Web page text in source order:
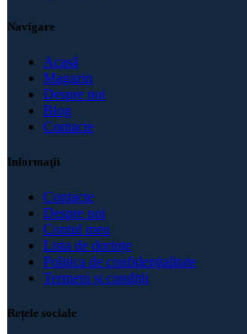
Navigare
Acasă
Magazin
Despre noi
Blog
Contacte
Informaţii
Contacte
Despre noi
Contul meu
Lista de dorințe
Politica de confidenţialitate
Termeni și condiții
Rețele sociale